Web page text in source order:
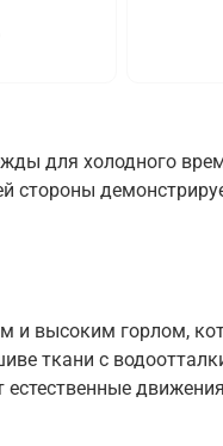
для холодного
высоким горлом,
ткани с